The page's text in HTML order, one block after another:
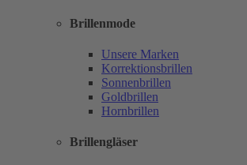
Brillenmode
Unsere Marken
Korrektionsbrillen
Sonnenbrillen
Goldbrillen
Hornbrillen
Brillengläser